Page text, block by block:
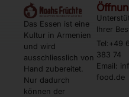
Das Essen ist eine
Kultur in Armenien
und wird
ausschliesslich von
Hand zubereitet.
Nur dadurch
können der
Ihrer
Tel:+49
383 74
Email:
food.de